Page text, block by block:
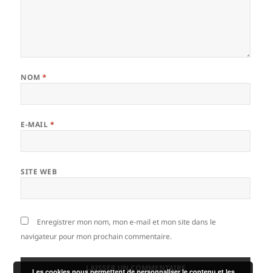
NOM*
E-MAIL *
SITE WEB
Enregistrer mon nom, mon e-mail et mon site dans le
navigateur pour mon prochain commentaire.